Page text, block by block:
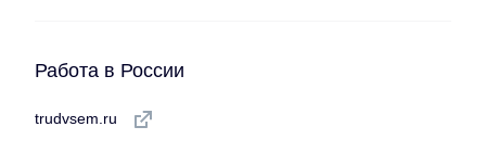
Работа в России
trudvsem.ru